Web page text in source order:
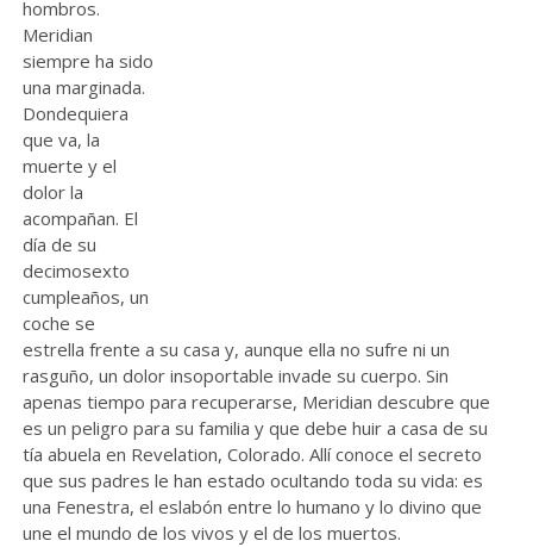
hombros.
Meridian
siempre ha sido
una marginada.
Dondequiera
que va, la
muerte y el
dolor la
acompañan. El
día de su
decimosexto
cumpleaños, un
coche se
estrella frente a su casa y, aunque ella no sufre ni un
rasguño, un dolor insoportable invade su cuerpo. Sin
apenas tiempo para recuperarse, Meridian descubre que
es un peligro para su familia y que debe huir a casa de su
tía abuela en Revelation, Colorado. Allí conoce el secreto
que sus padres le han estado ocultando toda su vida: es
una Fenestra, el eslabón entre lo humano y lo divino que
une el mundo de los vivos y el de los muertos.